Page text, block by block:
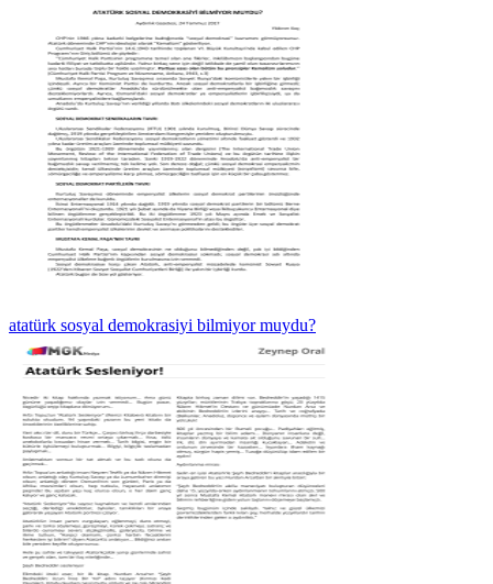
atatürk sosyal demokrasiyi bilmiyor muydu?